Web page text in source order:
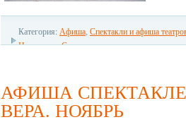
Категория: Афиша, Спектакли и афиша
Новгорода,С детьми
АФИША
ВЕРА. НОЯБРЬ